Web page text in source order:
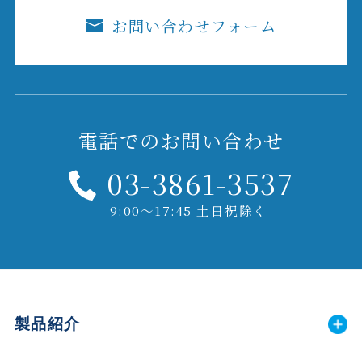
お問い合わせフォーム
電話でのお問い合わせ
03-3861-3537
9:00～17:45 土日祝除く
製品紹介